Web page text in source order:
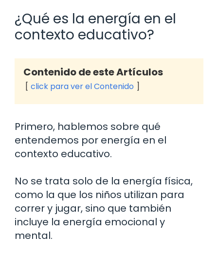
¿Qué es la energía en el
contexto educativo?
Contenido de este Artículos
click para ver el Contenido
Primero, hablemos sobre qué
entendemos por energía en el
contexto educativo.
No se trata solo de la energía física,
como la que los niños utilizan para
correr y jugar, sino que también
incluye la energía emocional y
mental.